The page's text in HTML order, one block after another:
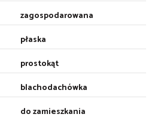
zagospodarowana
płaska
prostokąt
blachodachówka
do zamieszkania